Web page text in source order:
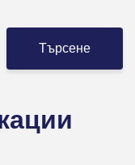
Търсене